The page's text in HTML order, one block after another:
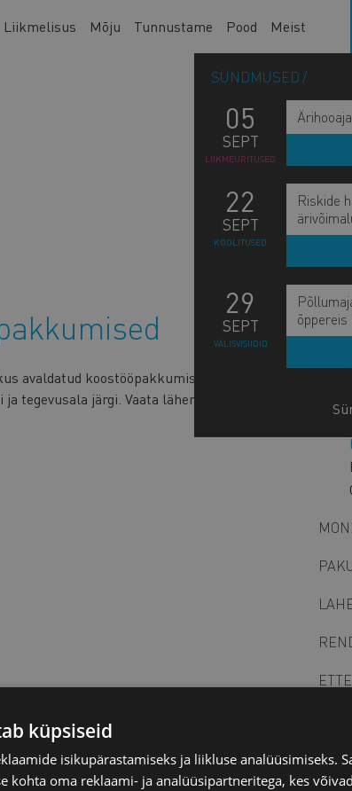
Liikmelisus Mõju Tunnustame Pood Meist
SÜNDMUSED
05
SEPT
LIIKMEÜRITUSED
22
SEPT
KOOLITUSED
Riskide
29
SEPT
VÄLISVISIIDID
avaldatud koostööpakkumiste teadetega
tegevusala järgi. Vaata lähemalt
küpsiseid
isikupärastamiseks ja liikluse analüüsimiseks.
kohta oma reklaami- ja analüüsipartneritega, kes